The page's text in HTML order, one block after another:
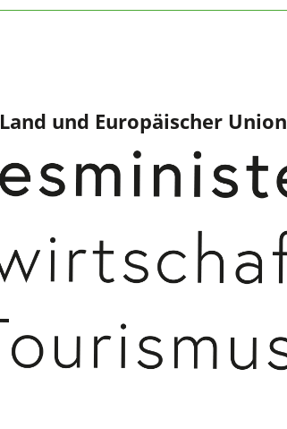
und Europäischer Union